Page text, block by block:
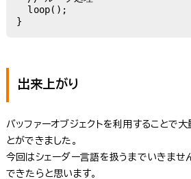
}
出来上がり
バッファーオブジェクトを利用することで
とができました。
今回はシェーダー言語を扱うまでいきませ
できたらと思います。